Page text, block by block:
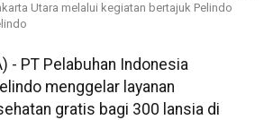
Utara melalui kegiatan bertajuk Pelindo
- PT Pelabuhan Indonesia
menggelar layanan
gratis bagi 300 lansia di